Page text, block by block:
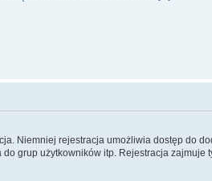
Niemniej rejestracja umożliwia dostęp do
grup użytkowników itp. Rejestracja zajmuje